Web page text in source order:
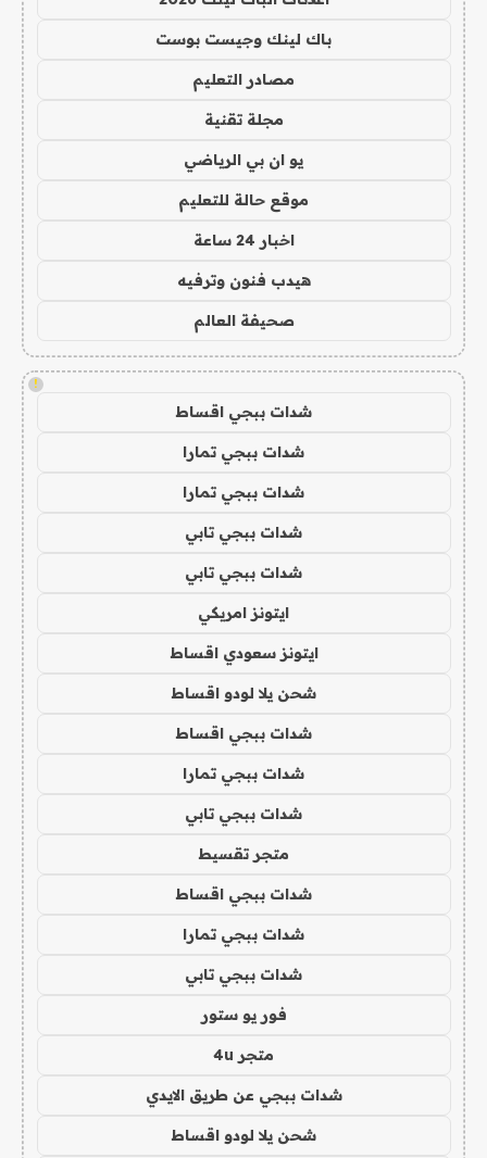
باك لينك وجيست بوست
مصادر التعليم
مجلة تقنية
يو ان بي الرياضي
موقع حالة للتعليم
اخبار 24 ساعة
هيدب فنون وترفيه
صحيفة العالم
!
شدات ببجي اقساط
شدات ببجي تمارا
شدات ببجي تمارا
شدات ببجي تابي
شدات ببجي تابي
ايتونز امريكي
ايتونز سعودي اقساط
شحن يلا لودو اقساط
شدات ببجي اقساط
شدات ببجي تمارا
شدات ببجي تابي
متجر تقسيط
شدات ببجي اقساط
شدات ببجي تمارا
شدات ببجي تابي
فور يو ستور
متجر 4u
شدات ببجي عن طريق الايدي
شحن يلا لودو اقساط